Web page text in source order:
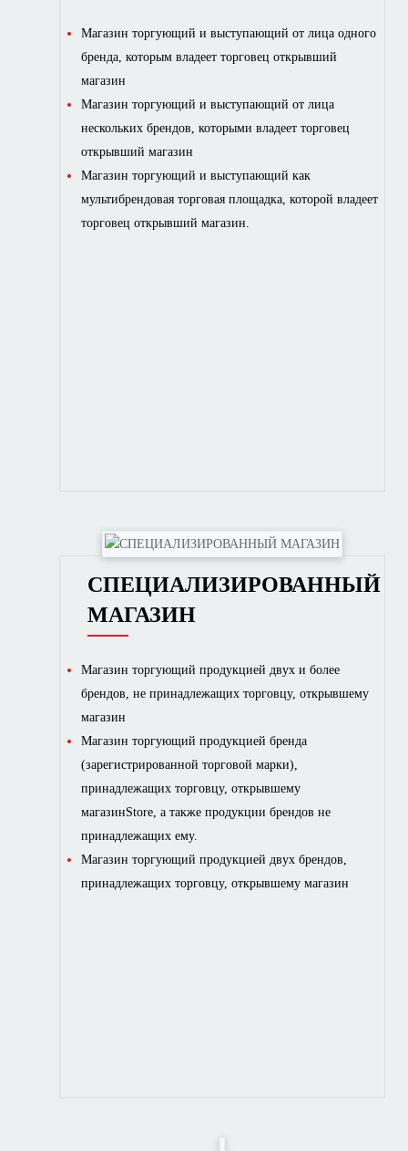
Магазин торгующий и выступающий от лица одного
бренда, которым владеет торговец открывший
магазин
Магазин торгующий и выступающий от лица
нескольких брендов, которыми владеет торговец
открывший магазин
Магазин торгующий и выступающий как
мультибрендовая торговая площадка, которой владеет
торговец открывший магазин.
СПЕЦИАЛИЗИРОВАННЫЙ
МАГАЗИН
Магазин торгующий продукцией двух и более
брендов, не принадлежащих торговцу, открывшему
магазин
Магазин торгующий продукцией бренда
(зарегистрированной торговой марки),
принадлежащих торговцу, открывшему
магазинStore, а также продукции брендов не
принадлежащих ему.
Магазин торгующий продукцией двух брендов,
принадлежащих торговцу, открывшему магазин